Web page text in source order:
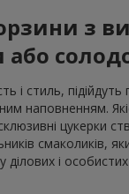
з
або
і стиль, підійдуть
наповненням.
цукерки
смаколиків,
і особистих